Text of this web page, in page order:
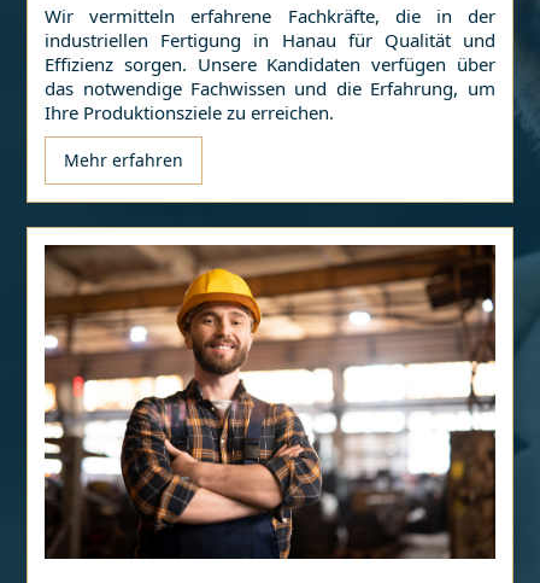
Wir vermitteln erfahrene Fachkräfte, die in der
industriellen Fertigung in Hanau für Qualität und
Effizienz sorgen. Unsere Kandidaten verfügen über
das notwendige Fachwissen und die Erfahrung, um
Ihre Produktionsziele zu erreichen.
Mehr erfahren